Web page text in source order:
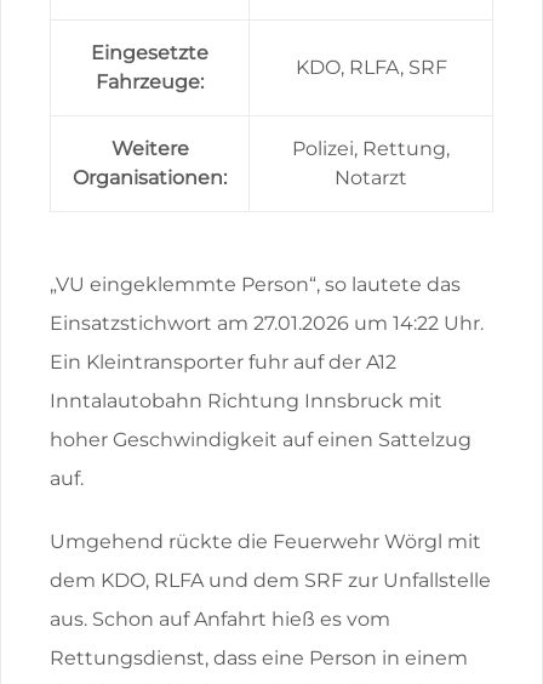
Eingesetzte
Fahrzeuge:
KDO, RLFA, SRF
Weitere
Organisationen:
Polizei, Rettung,
Notarzt
„VU eingeklemmte Person“, so lautete das
Einsatzstichwort am 27.01.2026 um 14:22 Uhr.
Ein Kleintransporter fuhr auf der A12
Inntalautobahn Richtung Innsbruck mit
hoher Geschwindigkeit auf einen Sattelzug
auf.
Umgehend rückte die Feuerwehr Wörgl mit
dem KDO, RLFA und dem SRF zur Unfallstelle
aus. Schon auf Anfahrt hieß es vom
Rettungsdienst, dass eine Person in einem